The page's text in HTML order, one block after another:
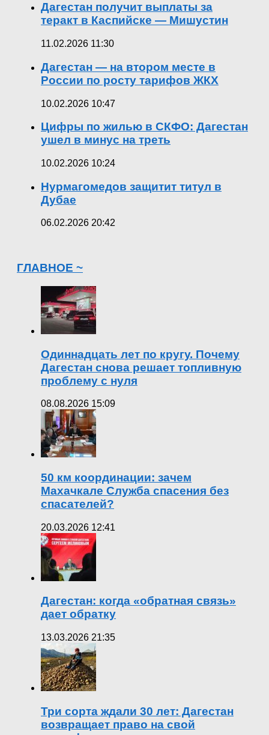
Дагестан получит выплаты за
теракт в Каспийске — Мишустин
11.02.2026 11:30
Дагестан — на втором месте в
России по росту тарифов ЖКХ
10.02.2026 10:47
Цифры по жилью в СКФО: Дагестан
ушел в минус на треть
10.02.2026 10:24
Нурмагомедов защитит титул в
Дубае
06.02.2026 20:42
ГЛАВНОЕ ~
Одиннадцать лет по кругу. Почему
Дагестан снова решает топливную
проблему с нуля
08.08.2026 15:09
50 км координации: зачем
Махачкале Служба спасения без
спасателей?
20.03.2026 12:41
Дагестан: когда «обратная связь»
дает обратку
13.03.2026 21:35
Три сорта ждали 30 лет: Дагестан
возвращает право на свой